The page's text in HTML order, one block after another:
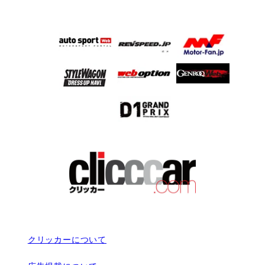
クリッカーについて